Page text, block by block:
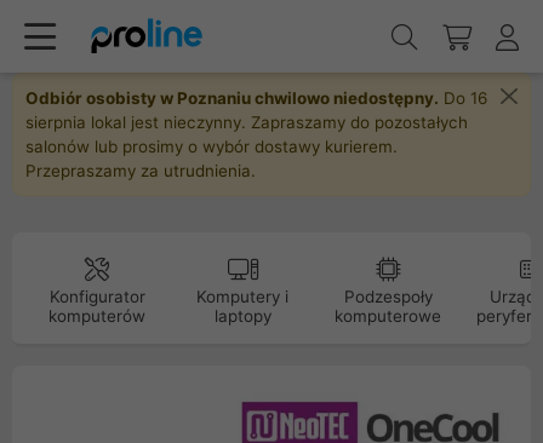
Odbiór osobisty w Poznaniu chwilowo niedostępny. Do 16
sierpnia lokal jest nieczynny. Zapraszamy do pozostałych
salonów lub prosimy o wybór dostawy kurierem.
Przepraszamy za utrudnienia.
Konfigurator
komputerów
Komputery i
laptopy
Podzespoły
komputerowe